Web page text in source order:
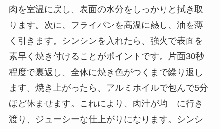
肉を室温に戻し、表面の水分をしっかりと拭き取
ります。次に、フライパンを高温に熱し、油を薄
く引きます。シンシンを入れたら、強火で表面を
素早く焼き付けることがポイントです。片面30秒
程度で裏返し、全体に焼き色がつくまで繰り返し
ます。焼き上がったら、アルミホイルで包んで5分
ほど休ませます。これにより、肉汁が均一に行き
渡り、ジューシーな仕上がりになります。シンシ